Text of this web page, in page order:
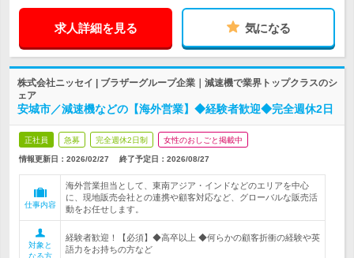
求人詳細を見る 気になる
株式会社ニッセイ | ブラザーグループ企業｜減速機で業界トップクラスのシ
ェア
安城市／減速機などの【海外営業】◆経験者歓迎◆完全週休2日
正社員 急募 完全週休2日制 女性のおしごと掲載中
情報更新日：2026/02/27 終了予定日： 2026/08/27
仕事内容
海外営業担当として、東南アジア・インドなどのエリアを中心
に、現地販売会社との連携や顧客対応など、グローバルな販売活
動をお任せします。
対象と
なる方
経験者歓迎！【必須】◆高卒以上 ◆何らかの顧客折衝の経験や英
語力をお持ちの方など